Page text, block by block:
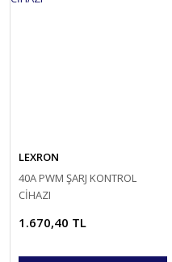
LEXRON
40A PWM ŞARJ KONTROL
CİHAZI
1.670,40 TL